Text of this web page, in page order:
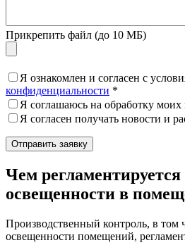
Прикрепить файл (до 10 МБ)
Я ознакомлен и согласен с
конфиденциальности *
Я соглашаюсь на обработку
Я согласен получать новости и
Чем регламентируется
освещенности в
Производственный контроль, в том
освещенности помещений,